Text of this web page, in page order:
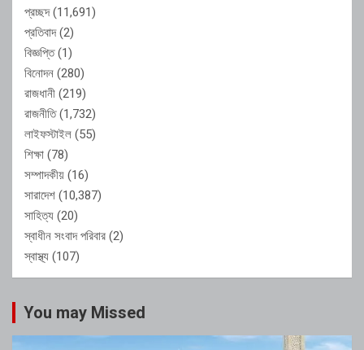
প্রচ্ছদ(11,691)
প্রতিবাদ(2)
বিজ্ঞপ্তি(1)
বিনোদন (280)
রাজধানী (219)
রাজনীতি(1,732)
লাইফস্টাইল (55)
শিক্ষা (78)
সম্পাদকীয় (16)
সারাদেশ (10,387)
সাহিত্য (20)
স্বাধীন সংবাদ পরিবার (2)
স্বাস্থ্য (107)
You may Missed